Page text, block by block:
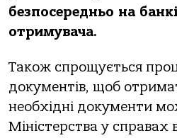
безпосередньо на
отримувача.
Також спрощується
документів, щоб
необхідні документи
Міністерства у справах